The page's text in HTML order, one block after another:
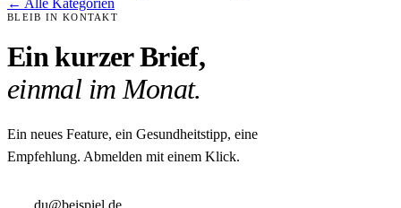
← Alle Kategorien
BLEIB IN KONTAKT
Ein kurzer Brief,
einmal im Monat.
Ein neues Feature, ein Gesundheitstipp, eine
Empfehlung. Abmelden mit einem Klick.